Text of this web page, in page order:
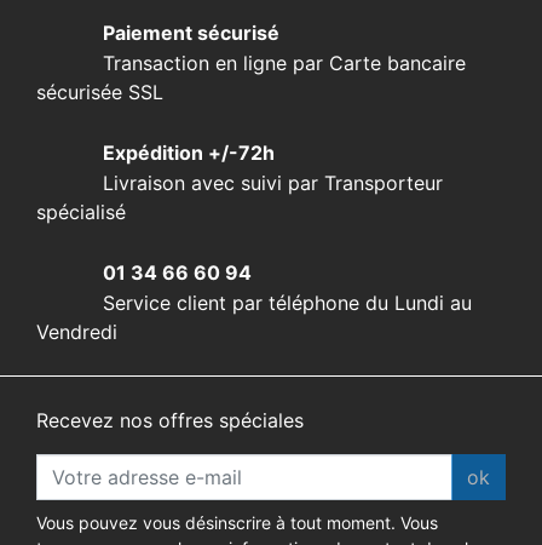
Paiement sécurisé
Transaction en ligne par Carte bancaire
sécurisée SSL
Expédition +/-72h
Livraison avec suivi par Transporteur
spécialisé
01 34 66 60 94
Service client par téléphone du Lundi au
Vendredi
Recevez nos offres spéciales
ok
Vous pouvez vous désinscrire à tout moment. Vous